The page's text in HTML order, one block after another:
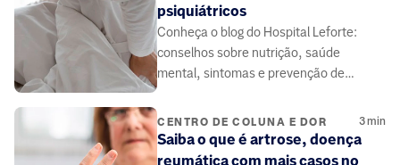
psiquiátricos
Conheça o blog do Hospital Leforte:
conselhos sobre nutrição, saúde
mental, sintomas e prevenção de
especialistas da área da saúde.
CENTRO DE COLUNA E DOR 3min
Saiba o que é artrose, doença
reumática com mais casos no